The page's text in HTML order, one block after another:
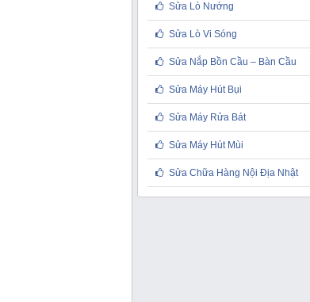
Sửa Lò Nướng
Sửa Lò Vi Sóng
Sửa Nắp Bồn Cầu – Bàn Cầu
Sửa Máy Hút Bụi
Sửa Máy Rửa Bát
Sửa Máy Hút Mùi
Sửa Chữa Hàng Nội Địa Nhật